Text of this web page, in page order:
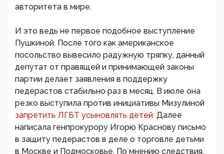
авторитета в мире.
И это ведь не первое подобное выступление
Пушкиной. После того как американское
посольство вывесило радужную тряпку, данный
депутат от правящей и принимающей законы
партии делает заявления в поддержку
педерастов стабильно раз в месяц. В июле она
резко выступила против инициативы Мизулиной
запретить ЛГБТ усыновлять детей. Далее
написала генпрокурору Игорю Краснову письмо
в защиту педерастов в деле о торговле детьми
в Москве и Подмосковье. По мнению следствия,